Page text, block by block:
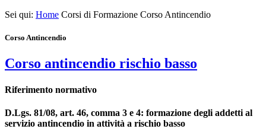
Sei qui: Home Corsi di Formazione Corso Antincendio
Corso Antincendio
Corso antincendio rischio basso
Riferimento normativo
D.Lgs. 81/08, art. 46, comma 3 e 4: formazione degli addetti al
servizio antincendio in attività a rischio basso